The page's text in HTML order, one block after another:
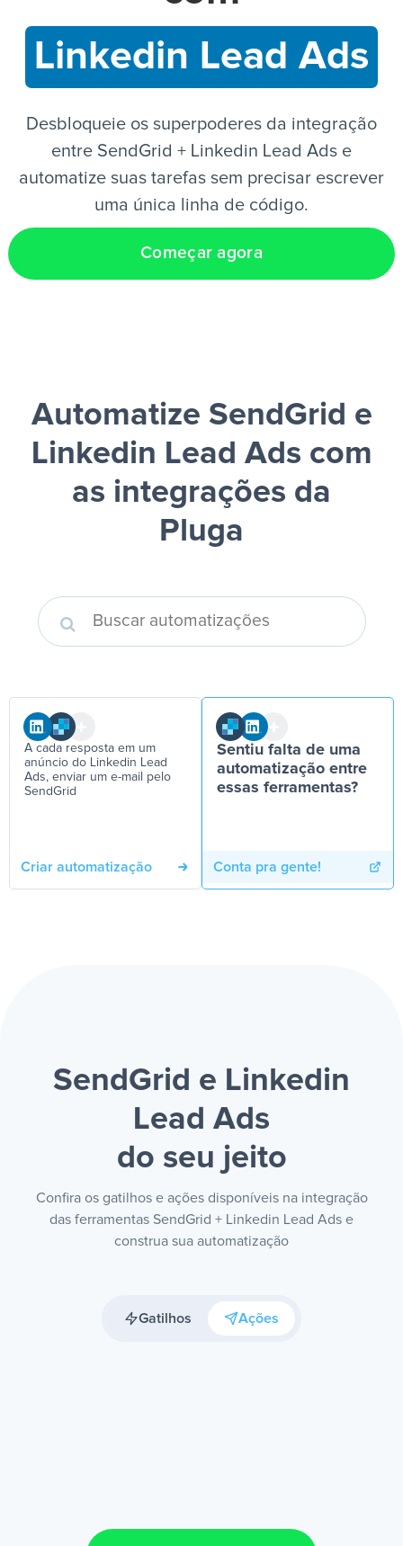
Linkedin Lead Ads
Desbloqueie os superpoderes da integração
entre SendGrid + Linkedin Lead Ads e
automatize suas tarefas sem precisar escrever
uma única linha de código.
Começar agora
Automatize SendGrid e
Linkedin Lead Ads com
as integrações da
Pluga
A cada resposta em um
anúncio do Linkedin Lead
Ads, enviar um e-mail pelo
SendGrid
Criar automatização
Sentiu falta de uma
automatização entre
essas ferramentas?
Conta pra gente!
SendGrid e Linkedin
Lead Ads
do seu jeito
Confira os gatilhos e ações disponíveis na integração
das ferramentas SendGrid + Linkedin Lead Ads e
construa sua automatização
Gatilhos Ações